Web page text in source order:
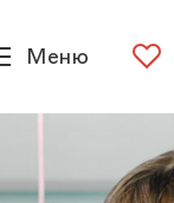
Меню